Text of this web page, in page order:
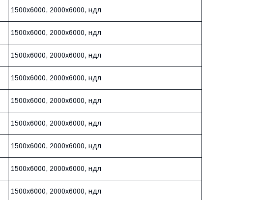
1500х6000, 2000х6000, ндл
1500х6000, 2000х6000, ндл
1500х6000, 2000х6000, ндл
1500х6000, 2000х6000, ндл
1500х6000, 2000х6000, ндл
1500х6000, 2000х6000, ндл
1500х6000, 2000х6000, ндл
1500х6000, 2000х6000, ндл
1500х6000, 2000х6000, ндл